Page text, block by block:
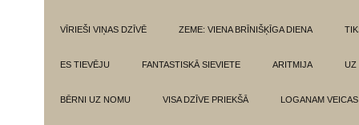
VĪRIEŠI VIŅAS DZĪVĒ ZEME: VIENA BRĪNIŠĶĪGA DIENA
ES TIEVĒJU FANTASTISKĀ SIEVIETE ARITMIJA UZ
BĒRNI UZ NOMU VISA DZĪVE PRIEKŠĀ LOGANAM VEICAS